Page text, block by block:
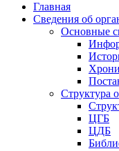
Главная
Сведения об
Основные
Структура
ЦГБ
ЦДБ